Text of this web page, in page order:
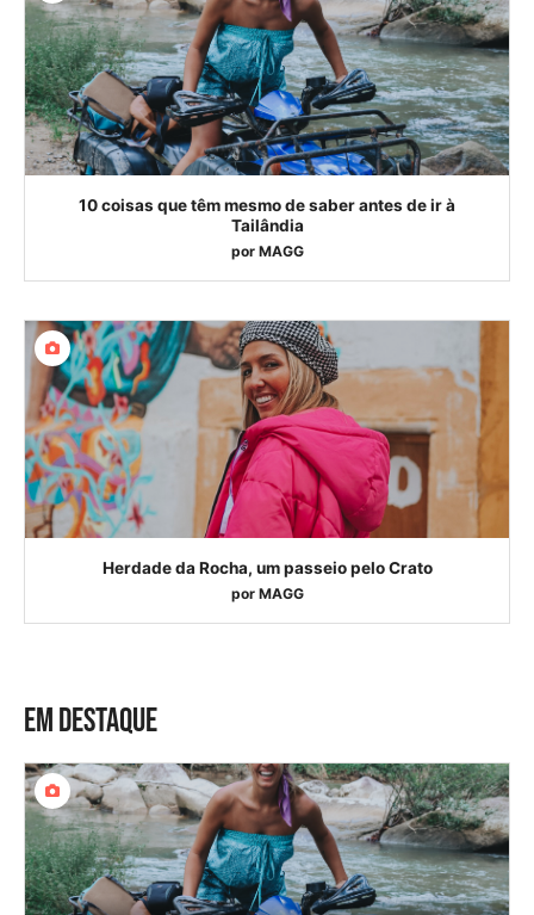
10 coisas que têm mesmo de saber antes de ir à
Tailândia
por MAGG
Herdade da Rocha, um passeio pelo Crato
por MAGG
EM DESTAQUE